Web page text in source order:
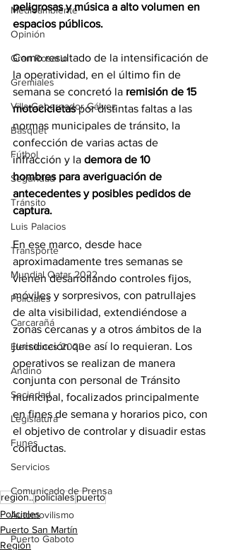
Medioambiente
Opinión
Gran Rosario
Gremiales
Villa Gobernador Gálvez
Básquet
Fútbol
Seguridad
Tránsito
Luis Palacios
Transporte
Mundial Qatar 2022
Policiales
Carcarañá
Elecciones 2023
Andino
Sociedad
Legislatura
Funes
Servicios
Comunicado de Prensa
Automovilismo
Puerto Gaboto
peligrosas y música a alto volumen en
espacios públicos.
Como resultado de la intensificación de
la operatividad, en el último fin de
semana se concretó la remisión de 15
motocicletas por distintas faltas a las
normas municipales de tránsito, la
confección de varias actas de
infracción y la demora de 10
hombres para averiguación de
antecedentes y posibles pedidos de
captura.
En ese marco, desde hace
aproximadamente tres semanas se
vienen desarrollando controles fijos,
móviles y sorpresivos, con patrullajes
de alta visibilidad, extendiéndose a
zonas cercanas y a otros ámbitos de la
jurisdicción que así lo requieran. Los
operativos se realizan de manera
conjunta con personal de Tránsito
municipal, focalizados principalmente
en fines de semana y horarios pico, con
el objetivo de controlar y disuadir estas
conductas.
region..policialespuerto
Policiales
Puerto San Martín
Región